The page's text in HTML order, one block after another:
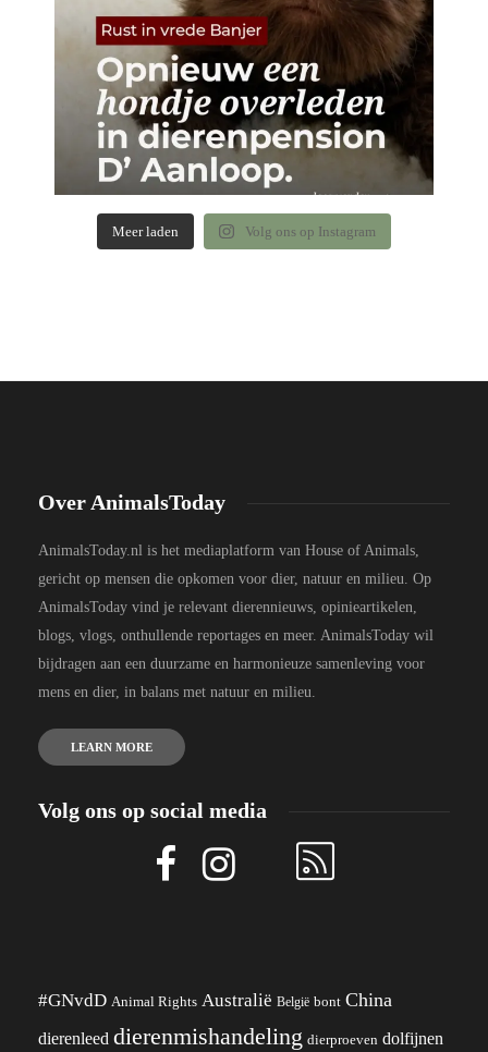
Meer laden Volg ons op Instagram
Over AnimalsToday
AnimalsToday.nl is het mediaplatform van House of Animals,
gericht op mensen die opkomen voor dier, natuur en milieu. Op
AnimalsToday vind je relevant dierennieuws, opinieartikelen,
blogs, vlogs, onthullende reportages en meer. AnimalsToday wil
bijdragen aan een duurzame en harmonieuze samenleving voor
mens en dier, in balans met natuur en milieu.
LEARN MORE
Volg ons op social media
#GNvdD Animal Rights Australië België bont China
dierenleed dierenmishandeling dierproeven dolfijnen